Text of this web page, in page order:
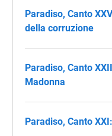
Paradiso, Canto
della corruzione
Paradiso, Canto
Madonna
Paradiso, Canto